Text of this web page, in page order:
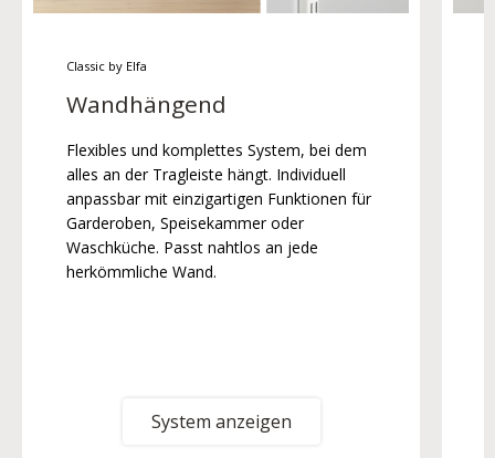
Classic by Elfa
Wandhängend
Flexibles und komplettes System, bei dem
alles an der Tragleiste hängt. Individuell
anpassbar mit einzigartigen Funktionen für
Garderoben, Speisekammer oder
Waschküche. Passt nahtlos an jede
herkömmliche Wand.
System anzeigen